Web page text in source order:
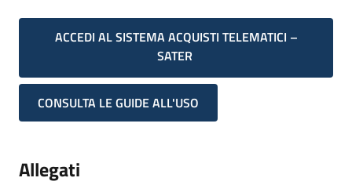
ACCEDI AL SISTEMA ACQUISTI TELEMATICI –
SATER
CONSULTA LE GUIDE ALL'USO
Allegati